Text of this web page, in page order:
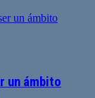
un ámbito